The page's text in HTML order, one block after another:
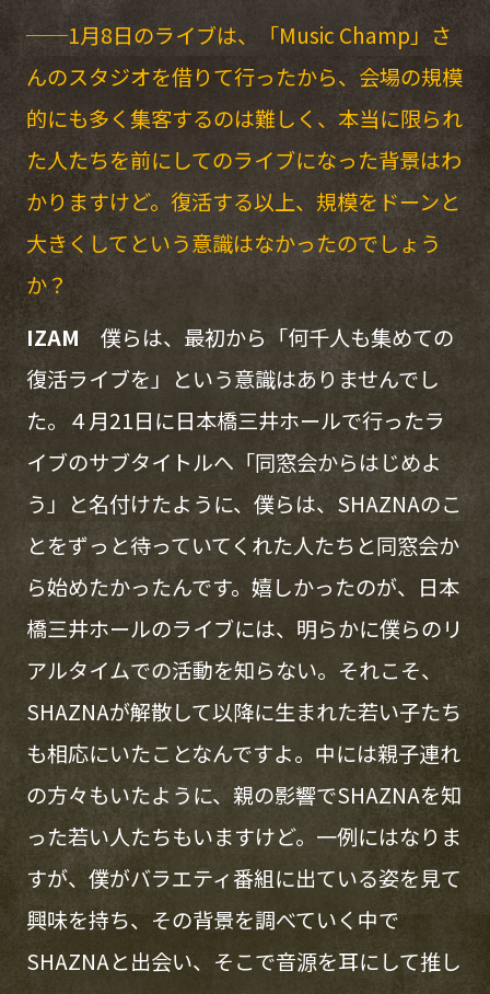
──1月8日のライブは、「Music Champ」さ
んのスタジオを借りて行ったから、会場の規模
的にも多く集客するのは難しく、本当に限られ
た人たちを前にしてのライブになった背景はわ
かりますけど。復活する以上、規模をドーンと
大きくしてという意識はなかったのでしょう
か？
IZAM 僕らは、最初から「何千人も集めての
復活ライブを」という意識はありませんでし
た。４月21日に日本橋三井ホールで行ったラ
イブのサブタイトルへ「同窓会からはじめよ
う」と名付けたように、僕らは、SHAZNAのこ
とをずっと待っていてくれた人たちと同窓会か
ら始めたかったんです。嬉しかったのが、日本
橋三井ホールのライブには、明らかに僕らのリ
アルタイムでの活動を知らない。それこそ、
SHAZNAが解散して以降に生まれた若い子たち
も相応にいたことなんですよ。中には親子連れ
の方々もいたように、親の影響でSHAZNAを知
った若い人たちもいますけど。一例にはなりま
すが、僕がバラエティ番組に出ている姿を見て
興味を持ち、その背景を調べていく中で
SHAZNAと出会い、そこで音源を耳にして推し